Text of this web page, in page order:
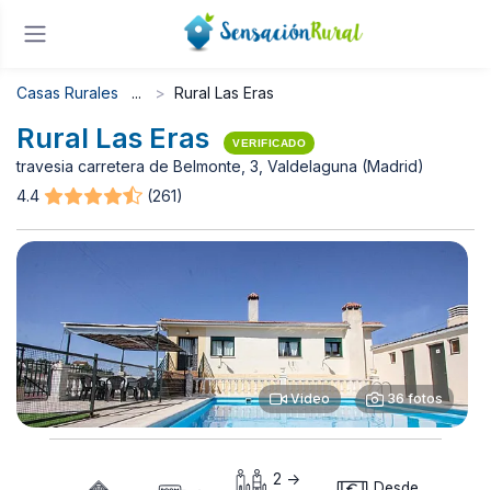
Casas Rurales Rural Las Eras
Rural Las Eras VERIFICADO
travesia carretera de Belmonte, 3, Valdelaguna (Madrid)
4.4
(261)
Video 36 fotos
2 ->